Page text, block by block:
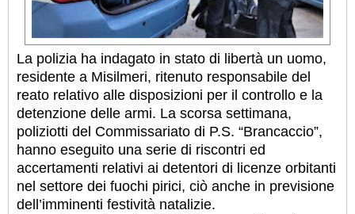
La polizia ha indagato in stato di libertà un uomo,
residente a Misilmeri, ritenuto responsabile del
reato relativo alle disposizioni per il controllo e la
detenzione delle armi. La scorsa settimana,
poliziotti del Commissariato di P.S. “Brancaccio”,
hanno eseguito una serie di riscontri ed
accertamenti relativi ai detentori di licenze orbitanti
nel settore dei fuochi pirici, ciò anche in previsione
dell’imminenti festività natalizie.